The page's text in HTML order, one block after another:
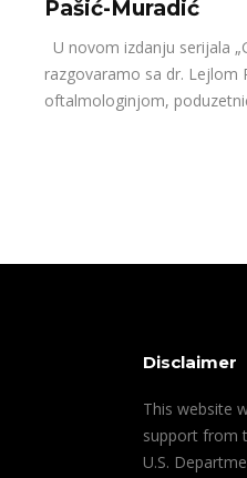
Pašić-Muradić
U novom izdanju serijala
razgovaramo sa dr. Lejlom
oftalmologinjom,
Disclaimer
This website
support from
U.S.